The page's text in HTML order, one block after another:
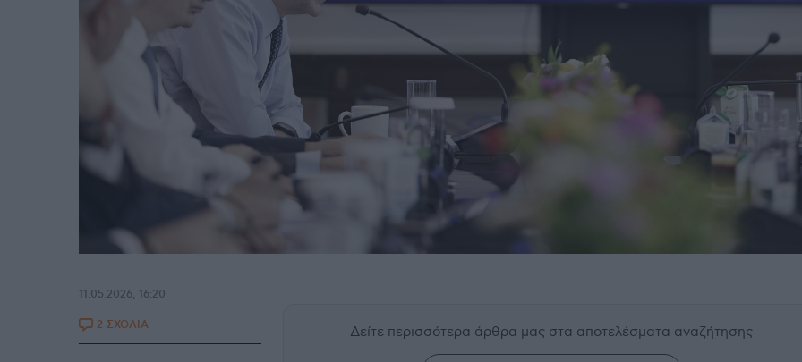
Δείτε περισσότερα άρθρα μας στα αποτελέσματα αναζήτησης
11.05.2026, 16:20
2 ΣΧΟΛΙΑ